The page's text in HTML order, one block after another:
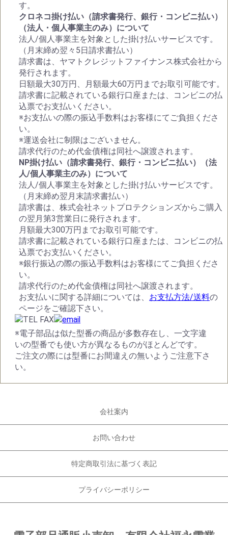
す。
クロネコ掛け払い（請求書発行、銀行・コンビニ払い）
（法人・個人事業主のみ）について
法人/個人事業主を対象とした掛け払いサービスです。
（月末締め翌々5日請求書払い）
請求書は、ヤマトクレジットファイナンス株式会社から
発行されます。
日額最大30万円、月額最大60万円までお取引可能です。
請求書に記載されている銀行口座または、コンビニの払
込票でお支払いください。
※お支払いの際の振込手数料はお客様にてご負担くださ
い。
※運送会社に制限はございません。
請求代行のため代金債権は同社へ譲渡されます。
NP掛け払い（請求書発行、銀行・コンビニ払い）（法
人/個人事業主のみ）について
法人/個人事業主を対象とした掛け払いサービスです。
（月末締め翌月末請求書払い）
請求書は、株式会社ネットプロテクションズからご購入
の翌月第3営業日に発行されます。
月額最大300万円までお取引可能です。
請求書に記載されている銀行口座または、コンビニの払
込票でお支払いください。
※銀行振込の際の振込手数料はお客様にてご負担くださ
い。
請求代行のため代金債権は同社へ譲渡されます。
お支払いに関する詳細については、 お支払方法/送料の
ページをご確認下さい。
※電子部品は似た型番の商品が多数存在し、一文字違
いの型番でも使い方が異なるものがほとんどです。
ご注文の際には型番にお間違えの無いようご注意下さ
い。
会社案内
お問い合わせ
特定商取引法に基づく表記
プライバシーポリシー